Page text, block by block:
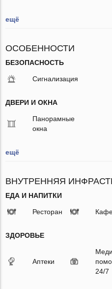
ещё
ОСОБЕННОСТИ
БЕЗОПАСНОСТЬ
Сигнализация
ДВЕРИ И ОКНА
Панорамные
окна
ещё
ВНУТРЕННЯЯ
ЕДА И НАПИТКИ
Ресторан
ЗДОРОВЬЕ
Аптеки
24/7